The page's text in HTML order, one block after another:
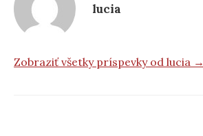
lucia
Zobraziť všetky príspevky od lucia →